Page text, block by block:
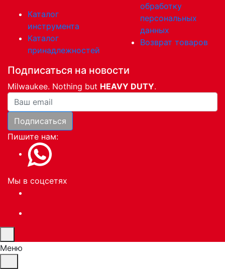
Каталог
инструмента
Каталог
принадлежностей
обработку
персональных
данных
Возврат товаров
Подписаться на новости
Milwaukee. Nothing but HEAVY DUTY.
Ваша почта
Подписаться
Пишите нам:
Мы в соцсетях
Меню